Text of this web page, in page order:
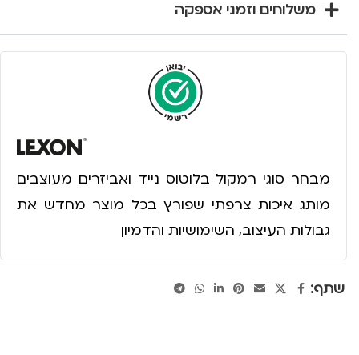
משלוחים וזמני אספקה
מבחר סוגי רמקול בלוטוס נייד ואביזרים מעוצבים
מותג איכות צרפתי שפורץ בכל מוצר מחדש את
גבולות העיצוב, השימושיות והדמיון
שתף: